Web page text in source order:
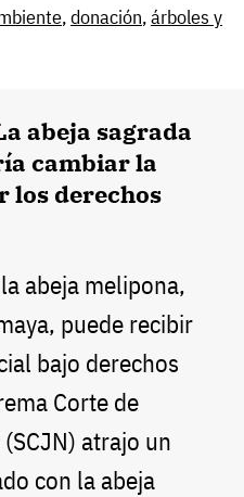
,donación,árboles y
abeja sagrada
cambiar la
los derechos
abeja melipona,
puede recibir
bajo derechos
Corte de
atrajo un
con la abeja